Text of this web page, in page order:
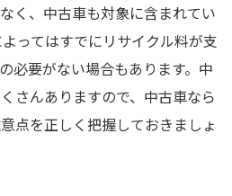
く、中古車も対象に含まれてい
ってはすでにリサイクル料が支
必要がない場合もあります。中
さんありますので、中古車なら
点を正しく把握しておきましょ